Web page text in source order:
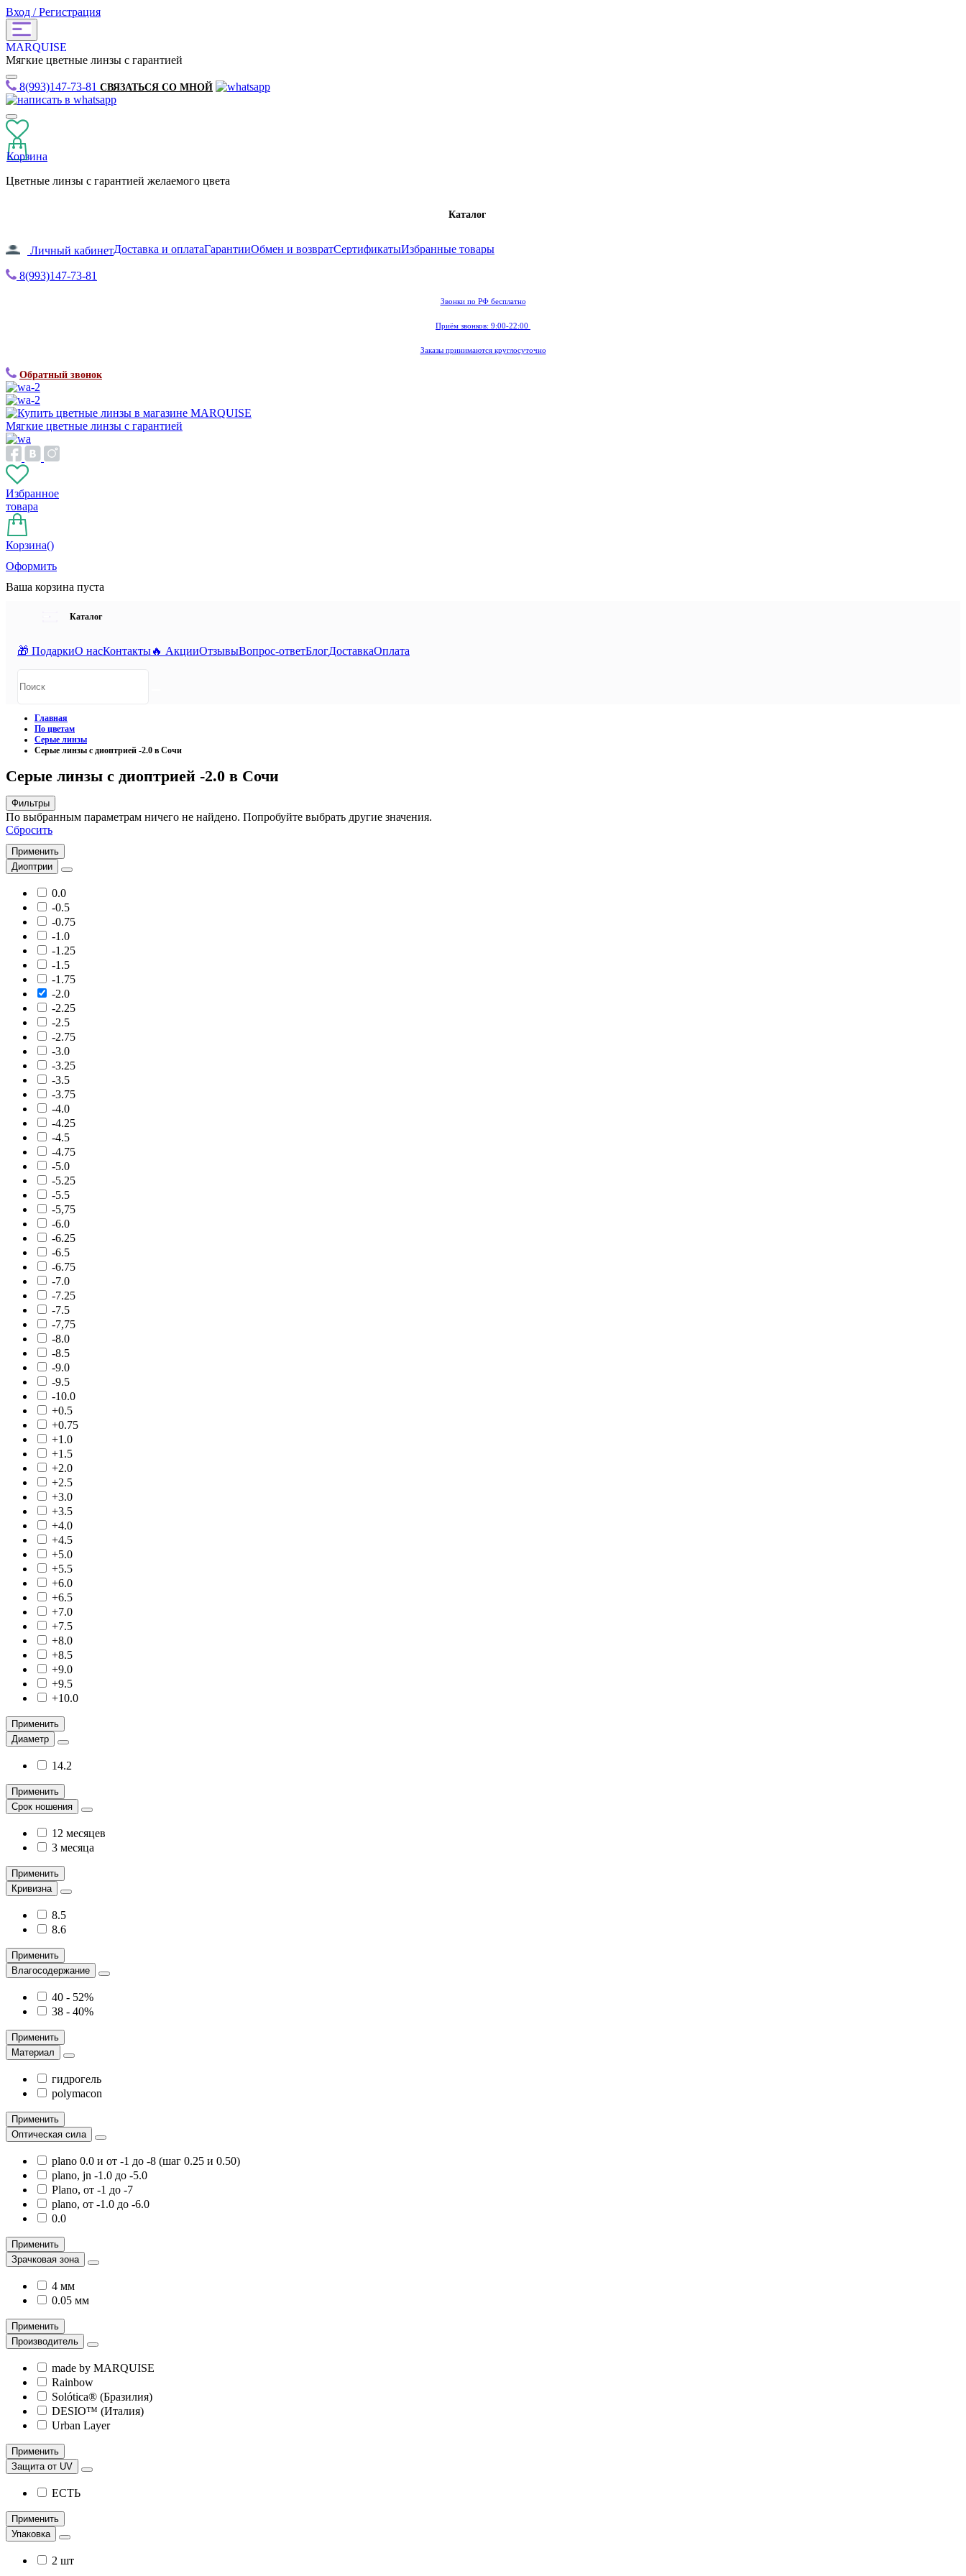
Вход / Регистрация
MARQUISE
Мягкие цветные линзы с гарантией
8(993)147-73-81 СВЯЗАТЬСЯ СО МНОЙ
Корзина
Цветные линзы с гарантией желаемого цвета
Каталог
Личный кабинетДоставка и оплатаГарантииОбмен и возвратСертификатыИзбранные товары
8(993)147-73-81
Звонки по РФ бесплатно
Приём звонков: 9:00-22:00
Заказы принимаются круглосуточно
Обратный звонок
Мягкие цветные линзы с гарантией
Избранное
товара
Корзина()
Оформить
Ваша корзина пуста
Каталог
🎁 ПодаркиО насКонтакты🔥 АкцииОтзывыВопрос-ответБлогДоставкаОплата
Главная
По цветам
Серые линзы
Серые линзы с диоптрией -2.0 в Сочи
Серые линзы с диоптрией -2.0 в Сочи
Фильтры
По выбранным параметрам ничего не найдено. Попробуйте выбрать другие значения.
Сбросить
Применить
Диоптрии
0.0
-0.5
-0.75
-1.0
-1.25
-1.5
-1.75
-2.0
-2.25
-2.5
-2.75
-3.0
-3.25
-3.5
-3.75
-4.0
-4.25
-4.5
-4.75
-5.0
-5.25
-5.5
-5,75
-6.0
-6.25
-6.5
-6.75
-7.0
-7.25
-7.5
-7,75
-8.0
-8.5
-9.0
-9.5
-10.0
+0.5
+0.75
+1.0
+1.5
+2.0
+2.5
+3.0
+3.5
+4.0
+4.5
+5.0
+5.5
+6.0
+6.5
+7.0
+7.5
+8.0
+8.5
+9.0
+9.5
+10.0
Применить
Диаметр
14.2
Применить
Срок ношения
12 месяцев
3 месяца
Применить
Кривизна
8.5
8.6
Применить
Влагосодержание
40 - 52%
38 - 40%
Применить
Материал
гидрогель
polymacon
Применить
Оптическая сила
plano 0.0 и от -1 до -8 (шаг 0.25 и 0.50)
plano, jn -1.0 до -5.0
Plano, от -1 до -7
plano, от -1.0 до -6.0
0.0
Применить
Зрачковая зона
4 мм
0.05 мм
Применить
Производитель
made by MARQUISE
Rainbow
Solótica® (Бразилия)
DESIO™ (Италия)
Urban Layer
Применить
Защита от UV
ЕСТЬ
Применить
Упаковка
2 шт